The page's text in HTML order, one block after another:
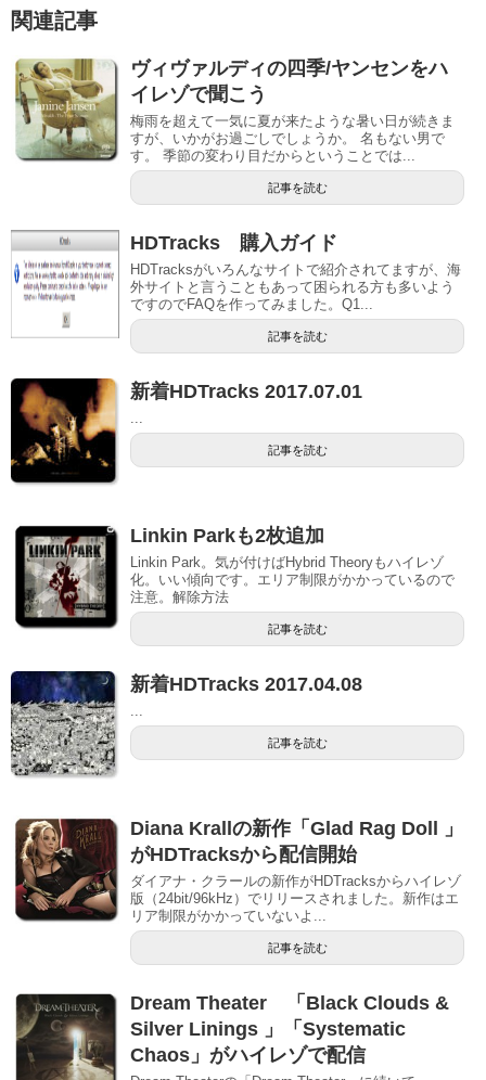
関連記事
ヴィヴァルディの四季/ヤンセンをハ
イレゾで聞こう
梅雨を超えて一気に夏が来たような暑い日が続きま
すが、いかがお過ごしでしょうか。 名もない男で
す。 季節の変わり目だからということでは...
記事を読む
HDTracks 購入ガイド
HDTracksがいろんなサイトで紹介されてますが、海
外サイトと言うこともあって困られる方も多いよう
ですのでFAQを作ってみました。Q1...
記事を読む
新着HDTracks 2017.07.01
記事を読む
Linkin Parkも2枚追加
Linkin Park。気が付けばHybrid Theoryもハイレゾ
化。いい傾向です。エリア制限がかかっているので
注意。解除方法
記事を読む
新着HDTracks 2017.04.08
記事を読む
Diana Krallの新作「Glad Rag Doll 」
がHDTracksから配信開始
ダイアナ・クラールの新作がHDTracksからハイレゾ
版（24bit/96kHz）でリリースされました。新作はエ
リア制限がかかっていないよ...
記事を読む
Dream Theater 「Black Clouds &
Silver Linings 」「Systematic
Chaos」がハイレゾで配信